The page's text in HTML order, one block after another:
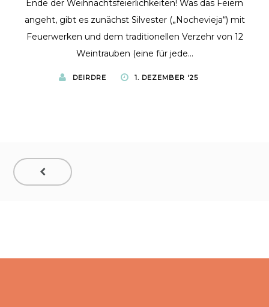
Ende der Weihnachtsfeierlichkeiten! Was das Feiern
angeht, gibt es zunächst Silvester („Nochevieja“) mit
Feuerwerken und dem traditionellen Verzehr von 12
Weintrauben (eine für jede...
DEIRDRE 1. DEZEMBER '25